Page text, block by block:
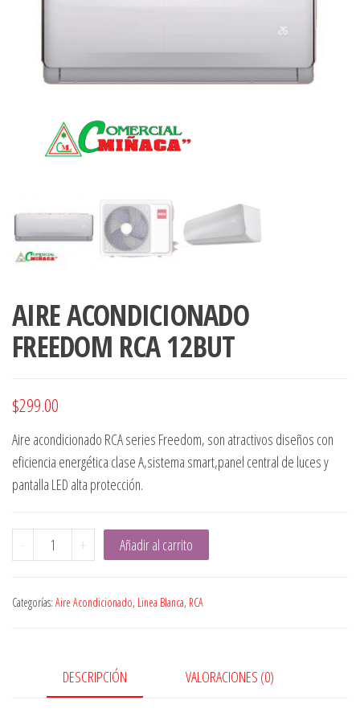
AIRE ACONDICIONADO
FREEDOM RCA 12BUT
$299.00
Aire acondicionado RCA series Freedom, son atractivos diseños con
eficiencia energética clase A,sistema smart,panel central de luces y
pantalla LED alta protección.
-
AIRE
ACONDICIONADO
RCA
+ Añadir al carrito
Categorías: Aire Acondicionado, Linea Blanca, RCA
DESCRIPCIÓN VALORACIONES (0)